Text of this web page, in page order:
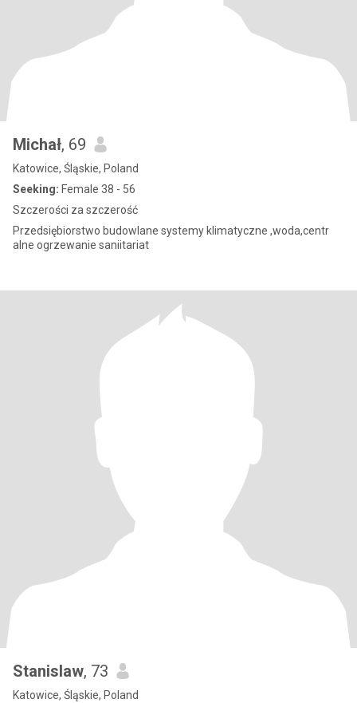
Michał, 69
Katowice, Śląskie, Poland
Seeking: Female 38 - 56
Szczerości za szczerość
Przedsiębiorstwo budowlane systemy klimatyczne ,woda,centr
alne ogrzewanie saniitariat
Stanislaw, 73
Katowice, Śląskie, Poland